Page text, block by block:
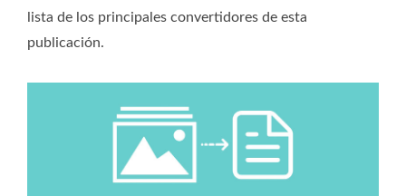
lista de los principales convertidores de esta
publicación.